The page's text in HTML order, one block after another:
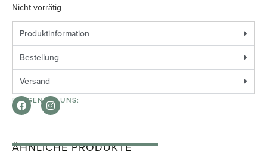
Nicht vorrätig
Produktinformation
Bestellung
Versand
FOLGEN SIE UNS:
ÄHNLICHE PRODUKTE